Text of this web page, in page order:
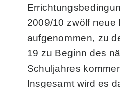
2009/10 zwölf neue
aufgenommen, zu
19 zu Beginn des
Schuljahres
Insgesamt wird es